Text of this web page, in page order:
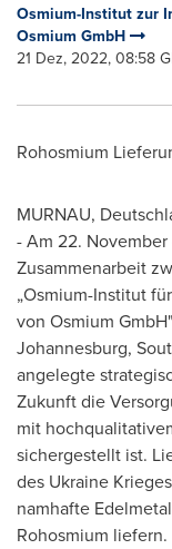
Osmium-Institut zur
Osmium GmbH
21 Dez, 2022, 08:58
Rohosmium
MURNAU,
- Am 22.
Zusammenarbeit
„Osmium-Institut
von Osmium
Johannesburg,
angelegte
Zukunft die
mit
sichergestellt ist.
des Ukraine
namhafte
Rohosmium liefern.